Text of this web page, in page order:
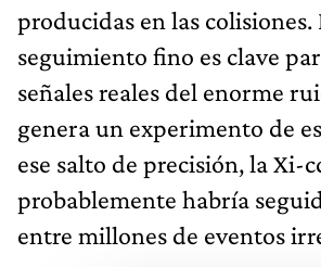
producidas en las colisiones.
seguimiento fino es clave
señales reales del enorme
genera un experimento de
ese salto de precisión, la Xi-
probablemente habría
entre millones de eventos